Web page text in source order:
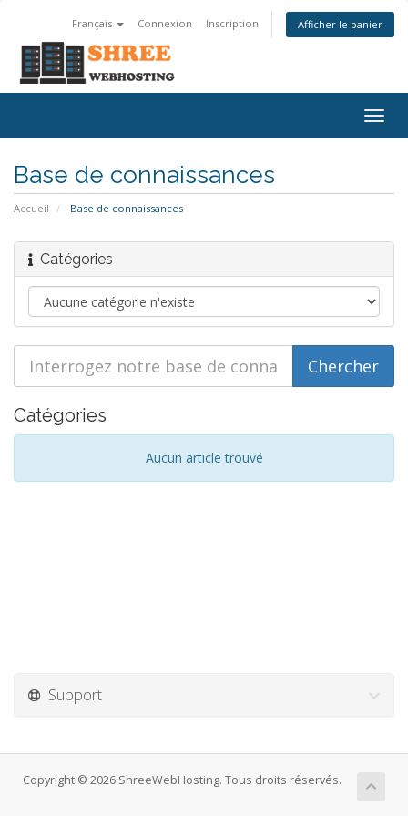
Français Connexion Inscription Afficher le panier
la
Base de connaissances
Accueil Base de connaissances
Catégories
Catégories
Aucun article trouvé
Support
Copyright © 2026 ShreeWebHosting. Tous droits réservés.